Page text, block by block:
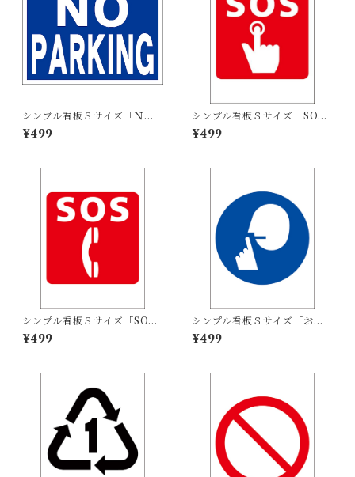
シンプル看板Ｓサイズ「ＮＯ
ＰＡＲＫＩＮＧ」屋外可【そ
の他】
¥499
シンプル看板Ｓサイズ「SOS
（ﾎﾞﾀﾝ）マーク」屋外可【そ
の他】
¥499
シンプル看板Ｓサイズ「SOS
（電話）マーク」屋外可【そ
の他】
¥499
シンプル看板Ｓサイズ「お静
かにマーク」屋外可【その
他】
¥499